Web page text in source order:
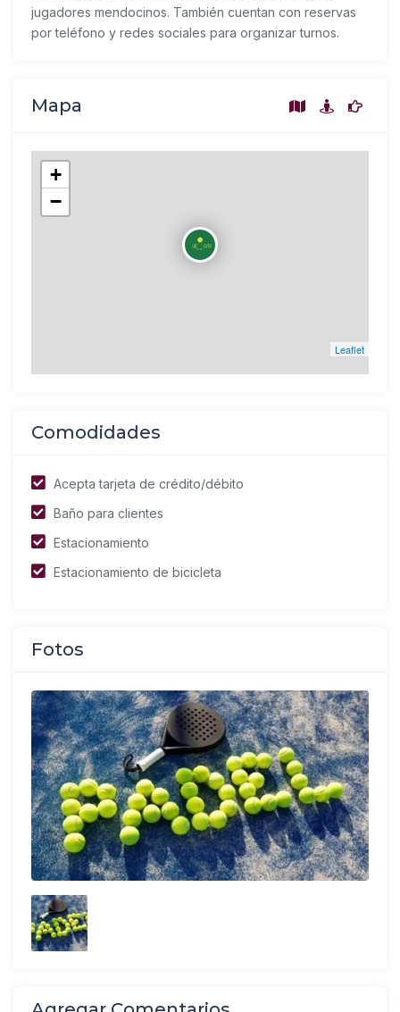
jugadores mendocinos. También cuentan con reservas
por teléfono y redes sociales para organizar turnos.
Mapa
+
−
Leaflet
Comodidades
Acepta tarjeta de crédito/débito
Baño para clientes
Estacionamiento
Estacionamiento de bicicleta
Fotos